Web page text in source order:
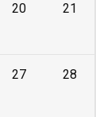
20 21
27 28